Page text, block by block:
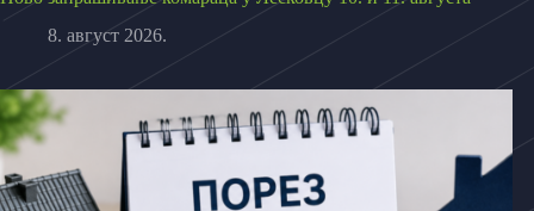
8. август 2026.